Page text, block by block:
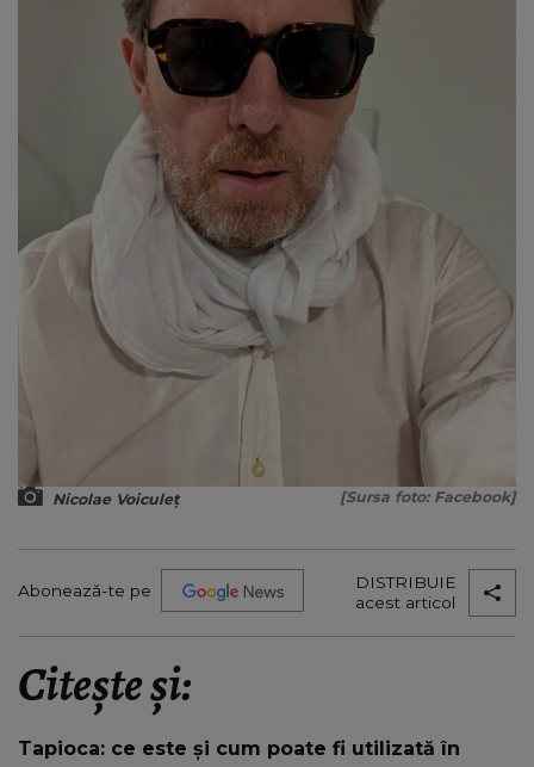
Nicolae Voiculeț [Sursa foto: Facebook]
Abonează-te pe
DISTRIBUIE
acest articol
Citește și:
Tapioca: ce este și cum poate fi utilizată în